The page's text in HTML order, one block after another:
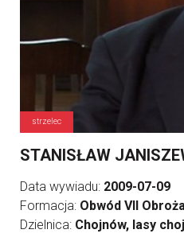
strzelec
STANISŁAW
Data wywiadu: 2009-07-09
Formacja: Obwód VII
Dzielnica: Chojnów, lasy